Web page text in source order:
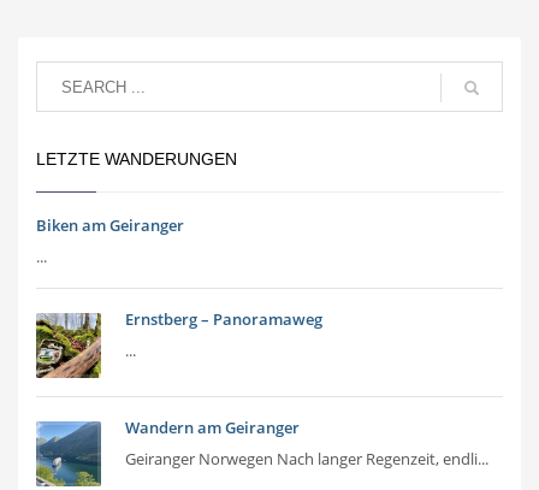
LETZTE WANDERUNGEN
Biken am Geiranger
...
Ernstberg – Panoramaweg
...
Wandern am Geiranger
Geiranger Norwegen Nach langer Regenzeit, endli...